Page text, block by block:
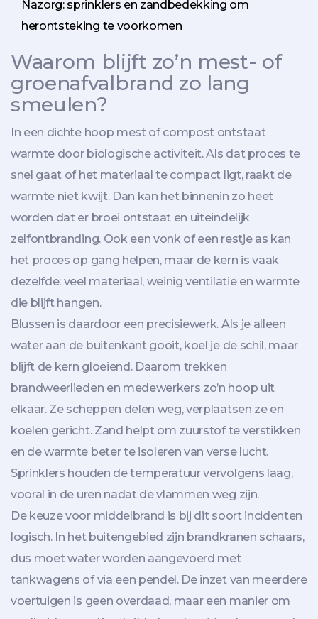
Nazorg: sprinklers en zandbedekking om
herontsteking te voorkomen
Waarom blijft zo’n mest- of
groenafvalbrand zo lang
smeulen?
In een dichte hoop mest of compost ontstaat
warmte door biologische activiteit. Als dat proces te
snel gaat of het materiaal te compact ligt, raakt de
warmte niet kwijt. Dan kan het binnenin zo heet
worden dat er broei ontstaat en uiteindelijk
zelfontbranding. Ook een vonk of een restje as kan
het proces op gang helpen, maar de kern is vaak
dezelfde: veel materiaal, weinig ventilatie en warmte
die blijft hangen.
Blussen is daardoor een precisiewerk. Als je alleen
water aan de buitenkant gooit, koel je de schil, maar
blijft de kern gloeiend. Daarom trekken
brandweerlieden en medewerkers zo’n hoop uit
elkaar. Ze scheppen delen weg, verplaatsen ze en
koelen gericht. Zand helpt om zuurstof te verstikken
en de warmte beter te isoleren van verse lucht.
Sprinklers houden de temperatuur vervolgens laag,
vooral in de uren nadat de vlammen weg zijn.
De keuze voor middelbrand is bij dit soort incidenten
logisch. In het buitengebied zijn brandkranen schaars,
dus moet water worden aangevoerd met
tankwagens of via een pendel. De inzet van meerdere
voertuigen is geen overdaad, maar een manier om